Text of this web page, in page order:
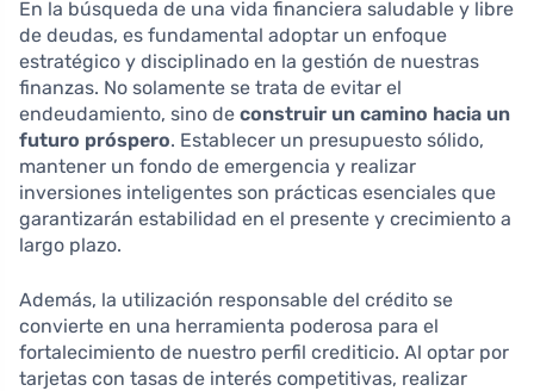
En la búsqueda de una vida financiera saludable y libre
de deudas, es fundamental adoptar un enfoque
estratégico y disciplinado en la gestión de nuestras
finanzas. No solamente se trata de evitar el
endeudamiento, sino de construir un camino hacia un
futuro próspero. Establecer un presupuesto sólido,
mantener un fondo de emergencia y realizar
inversiones inteligentes son prácticas esenciales que
garantizarán estabilidad en el presente y crecimiento a
largo plazo.
Además, la utilización responsable del crédito se
convierte en una herramienta poderosa para el
fortalecimiento de nuestro perfil crediticio. Al optar por
tarjetas con tasas de interés competitivas, realizar